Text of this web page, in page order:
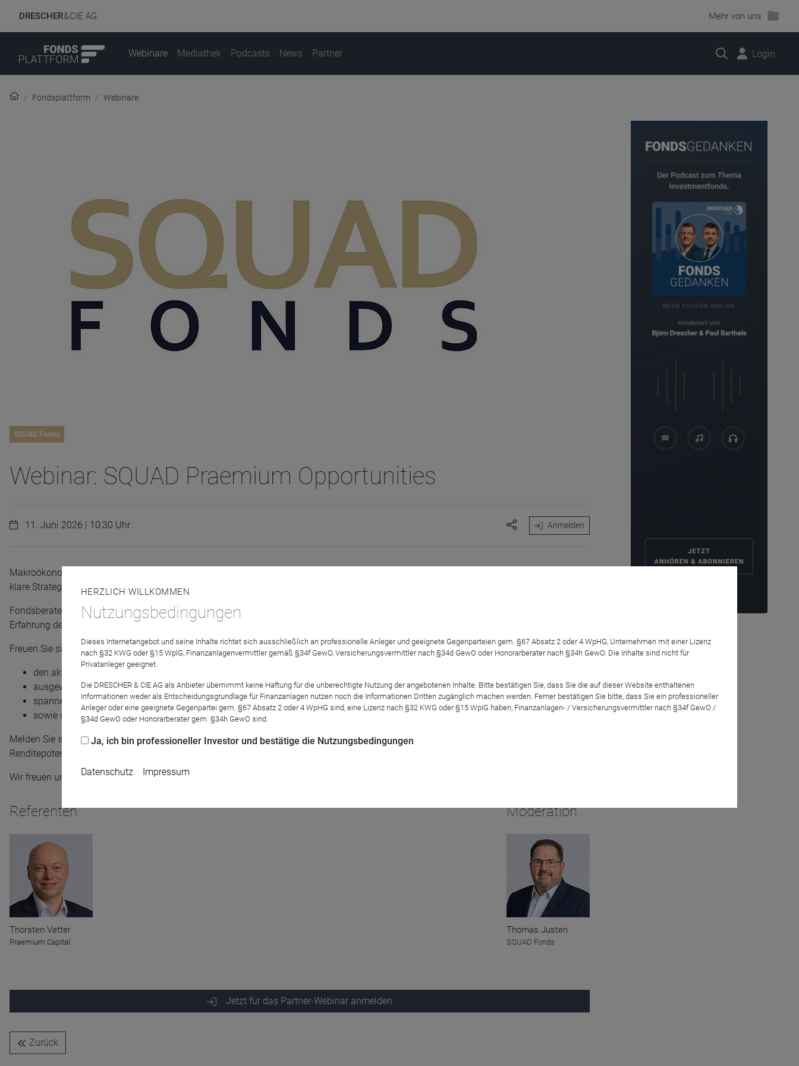
DRESCHER& CIE AG Mehr von uns
Suche Login
Webinare Mediathek Podcasts News Partner
Fondsplattform Webinare
SQUAD Fonds
Webinar: SQUAD Praemium Opportunities
11. Juni 2026 | 10:30 Uhr Anmelden
Makroökonomische und geopolitische Veränderungen stellen aktive
klare Strategie und konsequentes Handeln.
Fondsberater Thorsten Vetterzeigt im Webinar, welche Opportunitäten sich in diesem Umfeld ergeben – gestützt auf die langjährige
Erfahrung des
Praemium Capital
Freuen Sie sich auf Einblicke in:
den aktuellen Anleihenmarkt
ausgewählte Aktien-Investments
spannende Spezialsituationen
sowie die derzeitige Positionierung des Fonds
Melden Sie sich jetzt an und erfahren Sie, wie derSQUAD Praemium Opportunitiesaktuell aufgestellt ist und wo der Fondsberater
Renditepotenziale identifiziert.
Wir freuen uns auf Ihre Teilnahme!
Referenten
Thorsten Vetter
Praemium Capital
Moderation
Thomas Justen
SQUAD Fonds
Jetzt für das Partner-Webinar anmelden
Zurück
HERZLICH WILLKOMMEN
Nutzungsbedingungen
Dieses Internetangebot und seine Inhalte richtet sich ausschließlich an professionelle Anleger und geeignete Gegenparteien gem. §67 Absatz 2 oder 4 WpHG, Unternehmen mit einer Lizenz
nach §32 KWG oder §15 WplG, Finanzanlagenvermittler gemäß §34f GewO, Versicherungsvermittler nach §34d GewO oder Honorarberater nach §34h GewO. Die Inhalte sind nicht für
Privatanleger geeignet.
Die DRESCHER & CIE AG als Anbieter übernimmt keine Haftung für die unberechtigte Nutzung der angebotenen Inhalte. Bitte bestätigen Sie, dass Sie die auf dieser Website enthaltenen
Informationen weder als Entscheidungsgrundlage für Finanzanlagen nutzen noch die Informationen Dritten zugänglich machen werden. Ferner bestätigen Sie bitte, dass Sie ein professioneller
Anleger oder eine geeignete Gegenpartei gem. §67 Absatz 2 oder 4 WpHG sind, eine Lizenz nach §32 KWG oder §15 WpIG haben, Finanzanlagen- / Versicherungsvermittler nach §34f GewO /
§34d GewO oder Honorarberater gem. §34h GewO sind.
Ja, ich bin professioneller Investor und bestätige die Nutzungsbedingungen
Datenschutz Impressum